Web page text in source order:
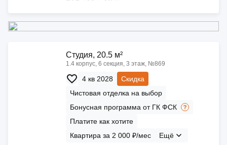
Cтудия, 20.5 м²
1.4 корпус, 6 секция, 3 этаж, №869
4 кв 2028
Скидка
Чистовая отделка на выбор
Бонусная программа от ГК ФСК
Платите как хотите
Квартира за 2 000 ₽/мес
Ещё